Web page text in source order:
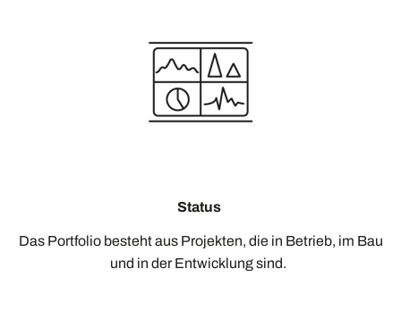
Status
Das Portfolio besteht aus Projekten, die in Betrieb, im Bau
und in der Entwicklung sind.